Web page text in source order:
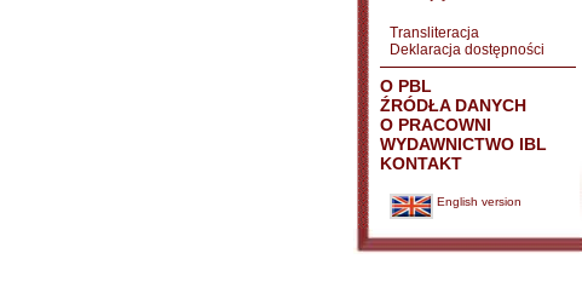
Transliteracja
Deklaracja dostępności
O PBL
ŹRÓDŁA DANYCH
O PRACOWNI
WYDAWNICTWO IBL
KONTAKT
English version